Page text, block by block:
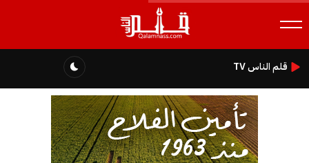
قلم الناس TV